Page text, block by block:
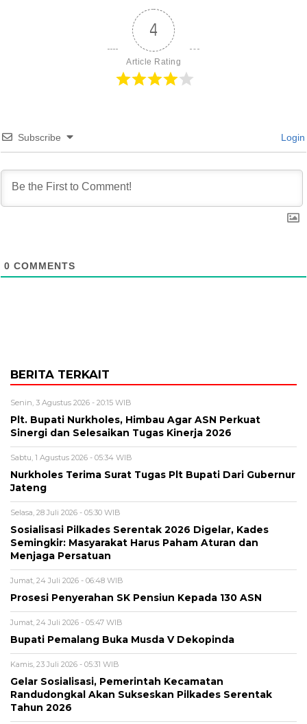
4
Article Rating
Subscribe Login
0 COMMENTS
BERITA TERKAIT
Senin, 3 Agustus 2026 - 20:15 WIB
Plt. Bupati Nurkholes, Himbau Agar ASN Perkuat
Sinergi dan Selesaikan Tugas Kinerja 2026
Sabtu, 1 Agustus 2026 - 05:34 WIB
Nurkholes Terima Surat Tugas Plt Bupati Dari Gubernur
Jateng
Selasa, 28 Juli 2026 - 05:30 WIB
Sosialisasi Pilkades Serentak 2026 Digelar, Kades
Semingkir: Masyarakat Harus Paham Aturan dan
Menjaga Persatuan
Jumat, 24 Juli 2026 - 06:48 WIB
Prosesi Penyerahan SK Pensiun Kepada 130 ASN
Jumat, 24 Juli 2026 - 05:47 WIB
Bupati Pemalang Buka Musda V Dekopinda
Kamis, 23 Juli 2026 - 05:31 WIB
Gelar Sosialisasi, Pemerintah Kecamatan
Randudongkal Akan Sukseskan Pilkades Serentak
Tahun 2026